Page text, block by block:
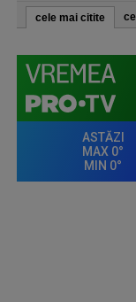
cele mai citite